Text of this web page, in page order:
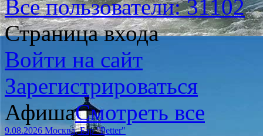
Все пользователи: 31102
Страница входа
Войти на сайт
Зарегистрироваться
АфишаСмотреть все
9.08.2026 Москва, Бар "Petter"